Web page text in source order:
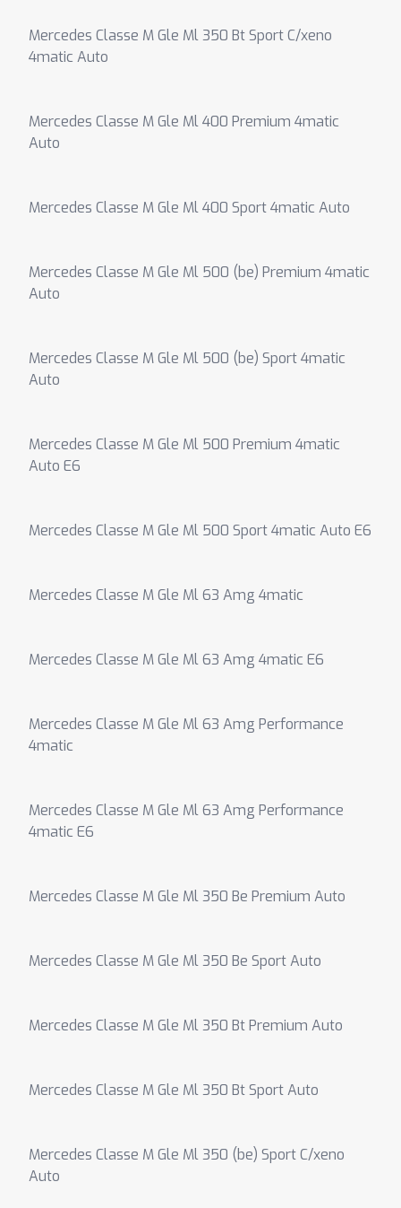
Mercedes Classe M Gle Ml 350 Bt Sport C/xeno
4matic Auto
Mercedes Classe M Gle Ml 400 Premium 4matic
Auto
Mercedes Classe M Gle Ml 400 Sport 4matic Auto
Mercedes Classe M Gle Ml 500 (be) Premium 4matic
Auto
Mercedes Classe M Gle Ml 500 (be) Sport 4matic
Auto
Mercedes Classe M Gle Ml 500 Premium 4matic
Auto E6
Mercedes Classe M Gle Ml 500 Sport 4matic Auto E6
Mercedes Classe M Gle Ml 63 Amg 4matic
Mercedes Classe M Gle Ml 63 Amg 4matic E6
Mercedes Classe M Gle Ml 63 Amg Performance
4matic
Mercedes Classe M Gle Ml 63 Amg Performance
4matic E6
Mercedes Classe M Gle Ml 350 Be Premium Auto
Mercedes Classe M Gle Ml 350 Be Sport Auto
Mercedes Classe M Gle Ml 350 Bt Premium Auto
Mercedes Classe M Gle Ml 350 Bt Sport Auto
Mercedes Classe M Gle Ml 350 (be) Sport C/xeno
Auto